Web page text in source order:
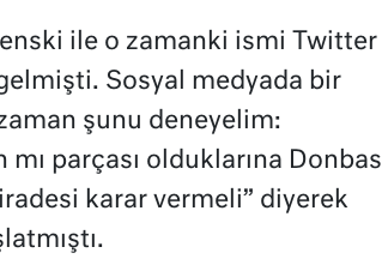
ile o zamanki ismi Twitter
Sosyal medyada bir
şunu deneyelim:
mı parçası olduklarına Donbas
iradesi karar vermeli” diyerek